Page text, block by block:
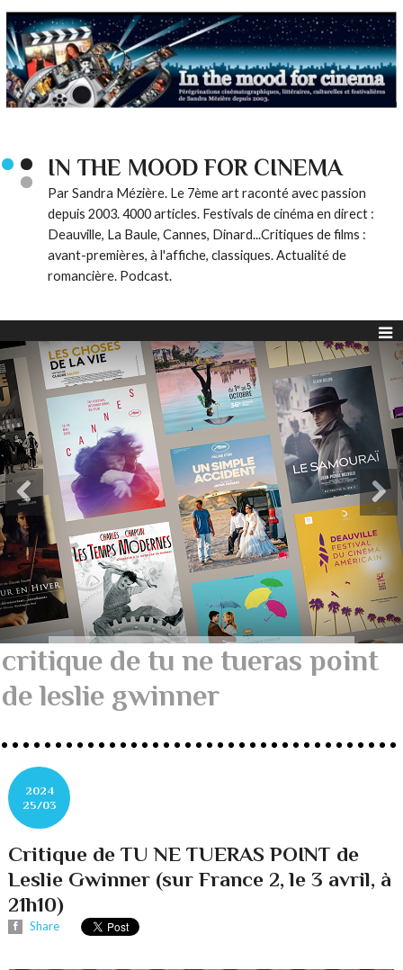
IN THE MOOD FOR CINEMA
Par Sandra Mézière. Le 7ème art raconté avec passion
depuis 2003. 4000 articles. Festivals de cinéma en direct :
Deauville, La Baule, Cannes, Dinard...Critiques de films :
avant-premières, à l'affiche, classiques. Actualité de
romancière. Podcast.
critique de tu ne tueras point
de leslie gwinner
2024
25/03
Critique de TU NE TUERAS POINT de
Leslie Gwinner (sur France 2, le 3 avril, à
21h10)
Share